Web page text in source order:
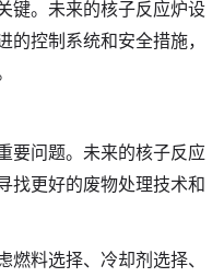
键。未来的核子反应炉设
控制系统和安全措施，
要问题。未来的核子反应
找更好的废物处理技术和
料选择、冷却剂选择、